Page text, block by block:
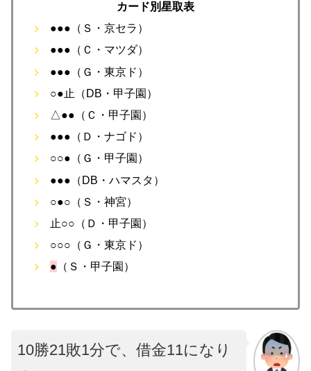
カード別星取表
●●●（Ｓ・京セラ）
●●●（Ｃ・マツダ）
●●●（Ｇ・東京ド）
○●止（DB・甲子園）
△●●（Ｃ・甲子園）
●●●（Ｄ・ナゴド）
○○●（Ｇ・甲子園）
●●●（DB・ハマスタ）
○●○（Ｓ・神宮）
止○○（Ｄ・甲子園）
○○○（Ｇ・東京ド）
● （Ｓ・甲子園）
10勝21敗1分で、借金11になり